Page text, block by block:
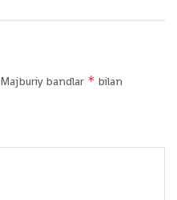
Majburiy bandlar * bilan